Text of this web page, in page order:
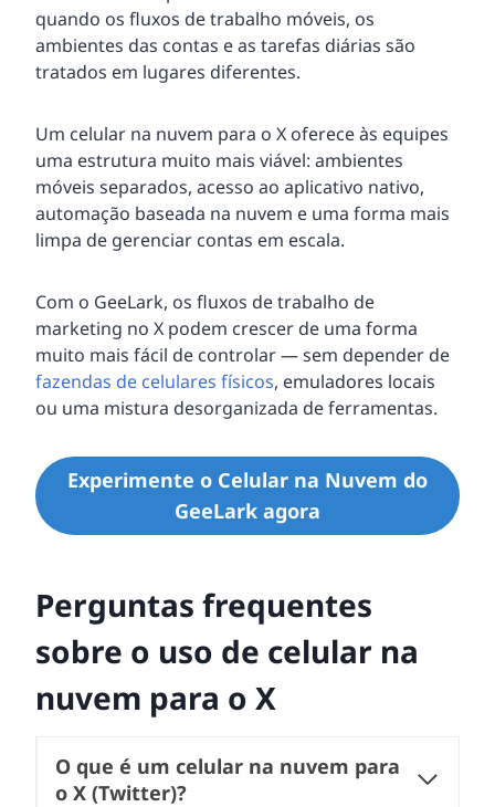
quando os fluxos de trabalho móveis, os
ambientes das contas e as tarefas diárias são
tratados em lugares diferentes.
Um celular na nuvem para o X oferece às equipes
uma estrutura muito mais viável: ambientes
móveis separados, acesso ao aplicativo nativo,
automação baseada na nuvem e uma forma mais
limpa de gerenciar contas em escala.
Com o GeeLark, os fluxos de trabalho de
marketing no X podem crescer de uma forma
muito mais fácil de controlar — sem depender de
fazendas de celulares físicos, emuladores locais
ou uma mistura desorganizada de ferramentas.
Experimente o Celular na Nuvem do
GeeLark agora
Perguntas frequentes
sobre o uso de celular na
nuvem para o X
O que é um celular na nuvem para
o X (Twitter)?